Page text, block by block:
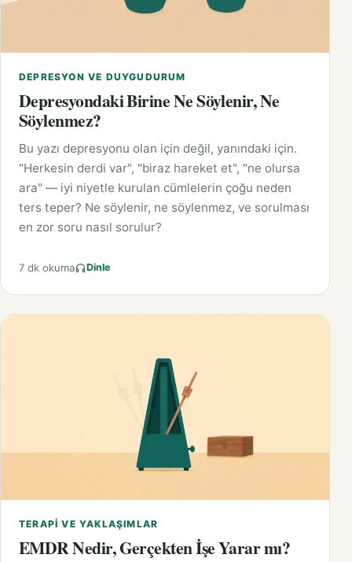
DEPRESYON VE DUYGUDURUM
Depresyondaki Birine Ne Söylenir, Ne
Söylenmez?
Bu yazı depresyonu olan için değil, yanındaki için.
"Herkesin derdi var", "biraz hareket et", "ne olursa
ara" — iyi niyetle kurulan cümlelerin çoğu neden
ters teper? Ne söylenir, ne söylenmez, ve sorulması
en zor soru nasıl sorulur?
7 dk okuma Dinle
TERAPI VE YAKLAŞIMLAR
EMDR Nedir, Gerçekten İşe Yarar mı?